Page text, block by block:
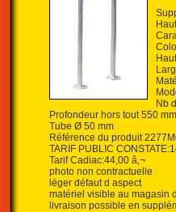
Nb
Profondeur hors tout 550 mm
Tube Ø 50 mm
Référence du produit
TARIF PUBLIC
Tarif Cadiac:44,00 â‚¬
photo non contractuelle
léger défaut d aspect
matériel visible au magasin
livraison possible en